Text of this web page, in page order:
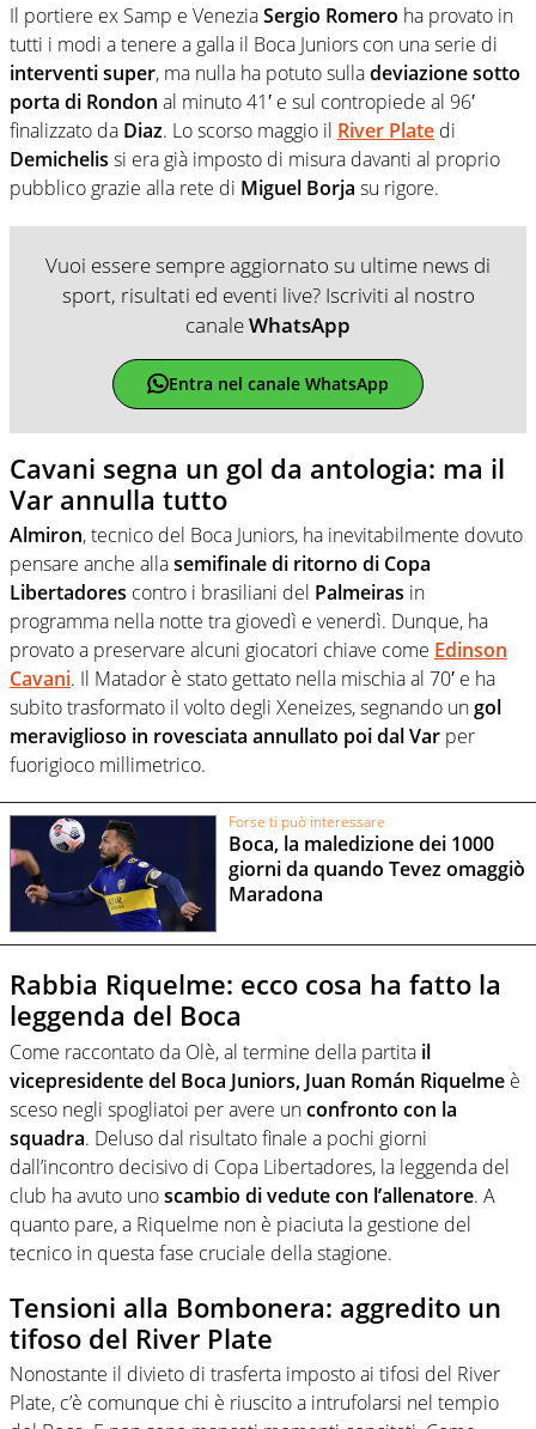
Il portiere ex Samp e VeneziaSergio Romero ha provato in
tutti i modi a tenere a galla il Boca Juniors con una serie di
interventi super, ma nulla ha potuto sulladeviazione sotto
porta di Rondon al minuto 41′ e sul contropiede al 96′
finalizzato da Diaz. Lo scorso maggio il River Plate di
Demichelis si era già imposto di misura davanti al proprio
pubblico grazie alla rete di Miguel Borja su rigore.
Vuoi essere sempre aggiornato su ultime news di
sport, risultati ed eventi live? Iscriviti al nostro
canaleWhatsApp
Entra nel canale WhatsApp
Cavani segna un gol da antologia: ma il
Var annulla tutto
Almiron, tecnico del Boca Juniors, ha inevitabilmente dovuto
pensare anche allasemifinale di ritorno di Copa
Libertadores contro i brasiliani del Palmeiras in
programma nella notte tra giovedì e venerdì. Dunque, ha
provato a preservare alcuni giocatori chiave come Edinson
Cavani. Il Matador è stato gettato nella mischia al 70′ e ha
subito trasformato il volto degli Xeneizes, segnando ungol
meraviglioso in rovesciata annullato poi dal Var per
fuorigioco millimetrico.
Forse ti può interessare
Boca, la maledizione dei 1000
giorni da quando Tevez omaggiò
Maradona
Rabbia Riquelme: ecco cosa ha fatto la
leggenda del Boca
Come raccontato da Olè, al termine della partita il
vicepresidente del Boca Juniors, Juan Román Riquelme è
sceso negli spogliatoi per avere unconfronto con la
squadra. Deluso dal risultato finale a pochi giorni
dall’incontro decisivo di Copa Libertadores, la leggenda del
club ha avuto unoscambio di vedute con l’allenatore. A
quanto pare, a Riquelme non è piaciuta la gestione del
tecnico in questa fase cruciale della stagione.
Tensioni alla Bombonera: aggredito un
tifoso del River Plate
Nonostante il divieto di trasferta imposto ai tifosi del River
Plate, c’è comunque chi è riuscito a intrufolarsi nel tempio